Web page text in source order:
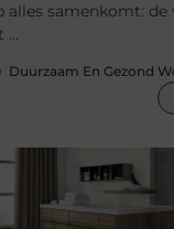
alles samenkomt: de
...
Duurzaam En Gezond